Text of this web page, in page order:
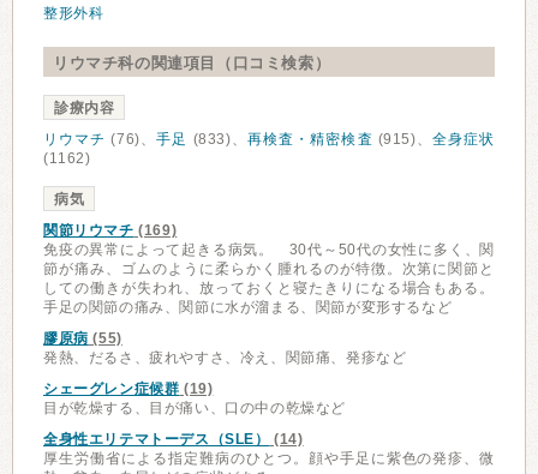
整形外科
リウマチ科の関連項目（口コミ検索）
診療内容
リウマチ (76)、手足 (833)、再検査・精密検査 (915)、全身症状
(1162)
病気
関節リウマチ (169)
免疫の異常によって起きる病気。 30代～50代の女性に多く、関
節が痛み、ゴムのように柔らかく腫れるのが特徴。次第に関節と
しての働きが失われ、放っておくと寝たきりになる場合もある。
手足の関節の痛み、関節に水が溜まる、関節が変形するなど
膠原病 (55)
発熱、だるさ、疲れやすさ、冷え、関節痛、発疹など
シェーグレン症候群 (19)
目が乾燥する、目が痛い、口の中の乾燥など
全身性エリテマトーデス（SLE）
(14)
厚生労働省による指定難病のひとつ。顔や手足に紫色の発疹、微